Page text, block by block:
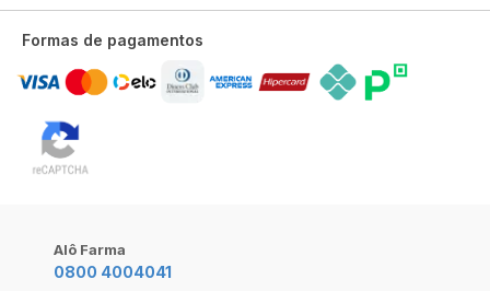
Formas de pagamentos
Alô Farma
0800 4004041